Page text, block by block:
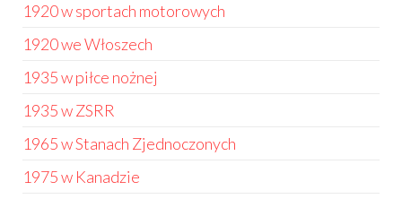
1920 w sportach motorowych
1920 we Włoszech
1935 w piłce nożnej
1935 w ZSRR
1965 w Stanach Zjednoczonych
1975 w Kanadzie